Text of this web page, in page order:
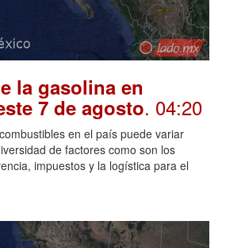
la gasolina en
7 de agosto. 04:20
en el país puede variar
de factores como son los
impuestos y la logística para el